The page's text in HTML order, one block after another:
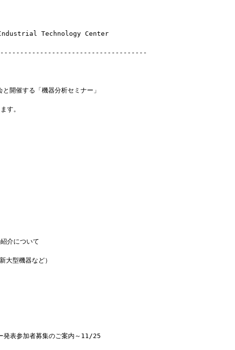
Industrial Technology Center
開催する「機器分析セミナー」
す。
介について
型機器など）
発表参加者募集のご案内～11/25